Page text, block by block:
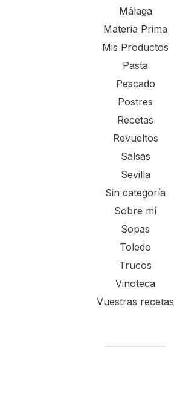
Málaga
Materia Prima
Mis Productos
Pasta
Pescado
Postres
Recetas
Revueltos
Salsas
Sevilla
Sin categoría
Sobre mí
Sopas
Toledo
Trucos
Vinoteca
Vuestras recetas